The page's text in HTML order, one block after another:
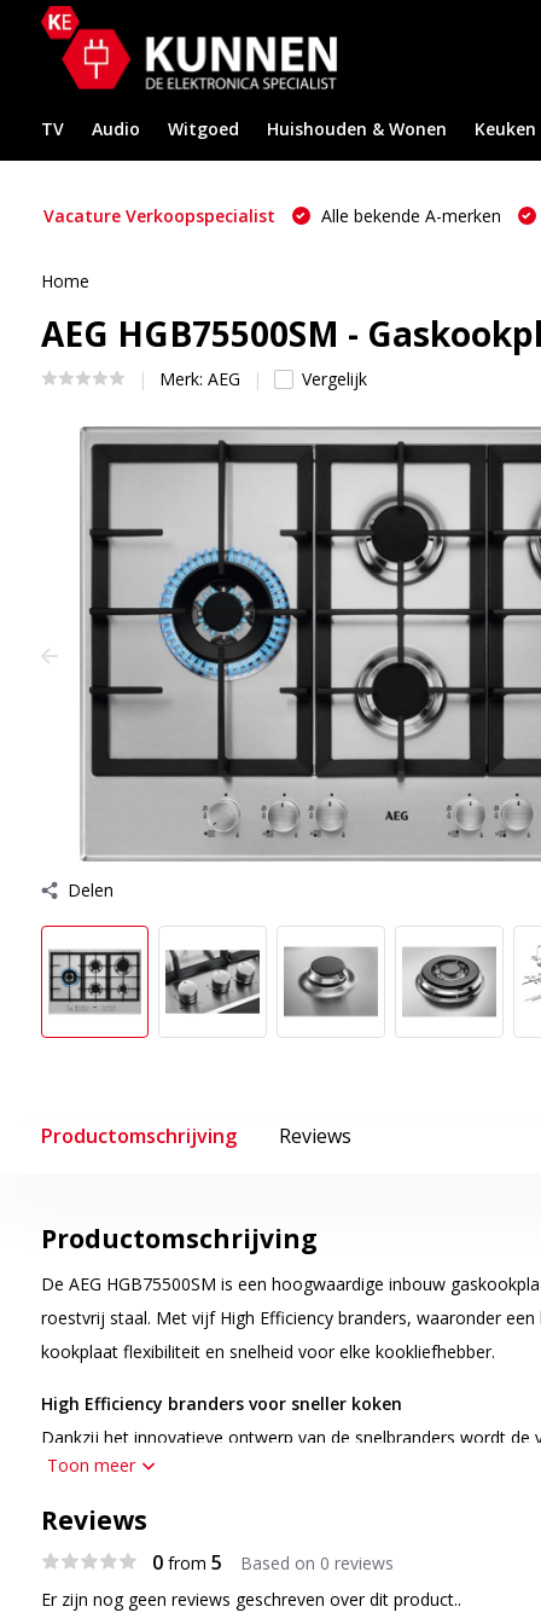
TV Audio Witgoed Huishouden & Wonen Keuken
Vacature Verkoopspecialist Alle bekende A-merken
Home
AEG HGB75500SM -
Merk: AEG Vergelijk
Delen
Productomschrijving Reviews
Productomschrijving
De AEG HGB75500SM is een hoogwaardige inbouw
roestvrij staal. Met vijf High Efficiency branders, waaronder
kookplaat flexibiliteit en snelheid voor elke kookliefhebber.
High Efficiency branders voor sneller koken
Dankzij het innovatieve ontwerp van de snelbranders wordt de
pan gericht, wat resulteert in een hogere efficiëntie en tot 20%
traditionele branders.
Krachtige wokbrander voor intense warmte
De linkerzijde van de kookplaat is uitgerust met een multikroon
Toon meer
Reviews
0from 5 Based on 0 reviews
Er zijn nog geen reviews geschreven over dit product..